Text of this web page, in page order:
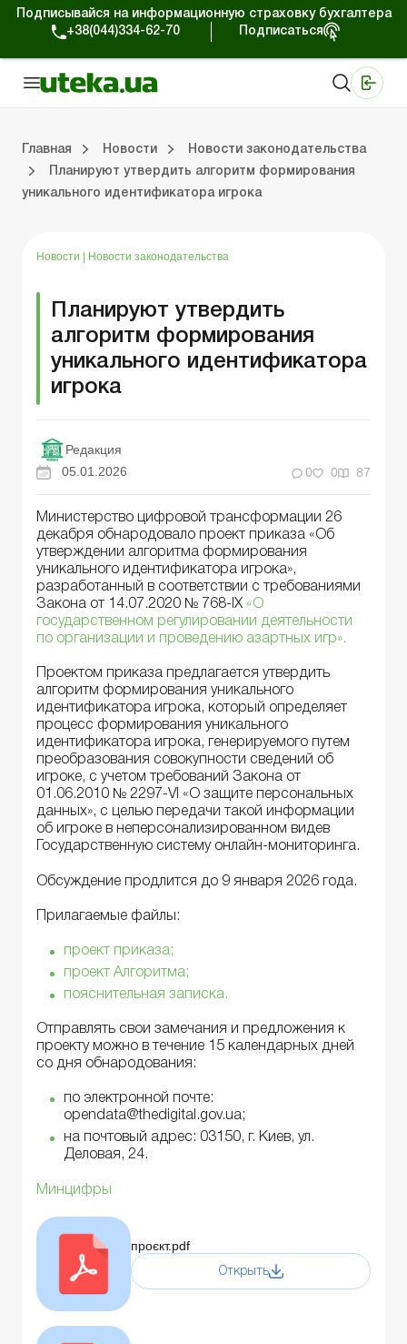
Подписывайся на информационную страховку бухгалтера
+38(044)334-62-70
Подписаться
Главная Новости
Новости законодательства
Планируют утвердить алгоритм формирования
уникального идентификатора игрока
Новости Новости законодательства
Планируют утвердить
алгоритм формирования
уникального идентификатора
игрока
Редакция
05.01.2026
0 0 87
Министерство цифровой трансформации 26
декабря обнародовало проект приказа «Об
утверждении алгоритма формирования
уникального идентификатора игрока»,
разработанный в соответствии с требованиями
Закона от 14.07.2020 № 768-IX «О
государственном регулировании деятельности
по организации и проведению азартных игр».
Проектом приказа предлагается утвердить
алгоритм формирования уникального
идентификатора игрока, который определяет
процесс формирования уникального
идентификатора игрока, генерируемого путем
преобразования совокупности сведений об
игроке, с учетом требований Закона от
01.06.2010 № 2297-VI «О защите персональных
данных», с целью передачи такой информации
об игроке в неперсонализированном видев
Государственную систему онлайн-мониторинга.
Обсуждение продлится до 9 января 2026 года.
Прилагаемые файлы:
проект приказа;
проект Алгоритма;
пояснительная записка.
Отправлять свои замечания и предложения к
проекту можно в течение 15 календарных дней
со дня обнародования:
по электронной почте:
opendata@thedigital.gov.ua;
на почтовый адрес: 03150, г. Киев, ул.
Деловая, 24.
Минцифры
проєкт.pdf
Открыть